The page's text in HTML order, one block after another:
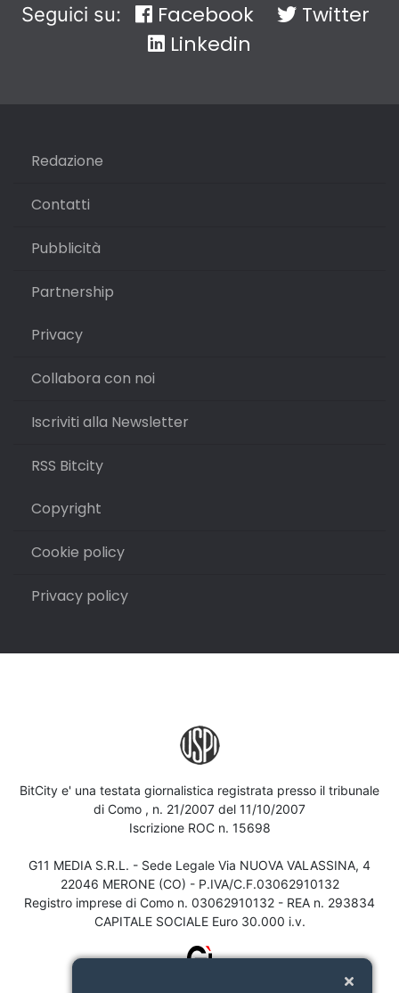
Seguici su: Facebook
Twitter
Linkedin
Redazione
Contatti
Pubblicità
Partnership
Privacy
Collabora con noi
Iscriviti alla Newsletter
RSS Bitcity
Copyright
Cookie policy
Privacy policy
BitCity e' una testata giornalistica registrata presso il tribunale
di Como , n. 21/2007 del 11/10/2007
Iscrizione ROC n. 15698
G11 MEDIA S.R.L. - Sede Legale Via NUOVA VALASSINA, 4
22046 MERONE (CO) - P.IVA/C.F.03062910132
Registro imprese di Como n. 03062910132 - REA n. 293834
CAPITALE SOCIALE Euro 30.000 i.v.